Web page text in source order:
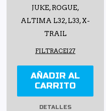
JUKE, ROGUE,
ALTIMA L32, L33, X-
TRAIL
FILTRACEI27
AÑADIR AL
CARRITO
DETALLES